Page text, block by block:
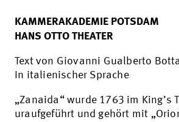
KAMMERAKADEMIE POTSDAM
HANS OTTO THEATER
Text von Giovanni Gualberto
In italienischer Sprache
„Zanaida“ wurde 1763 im King’s
uraufgeführt und gehört mit